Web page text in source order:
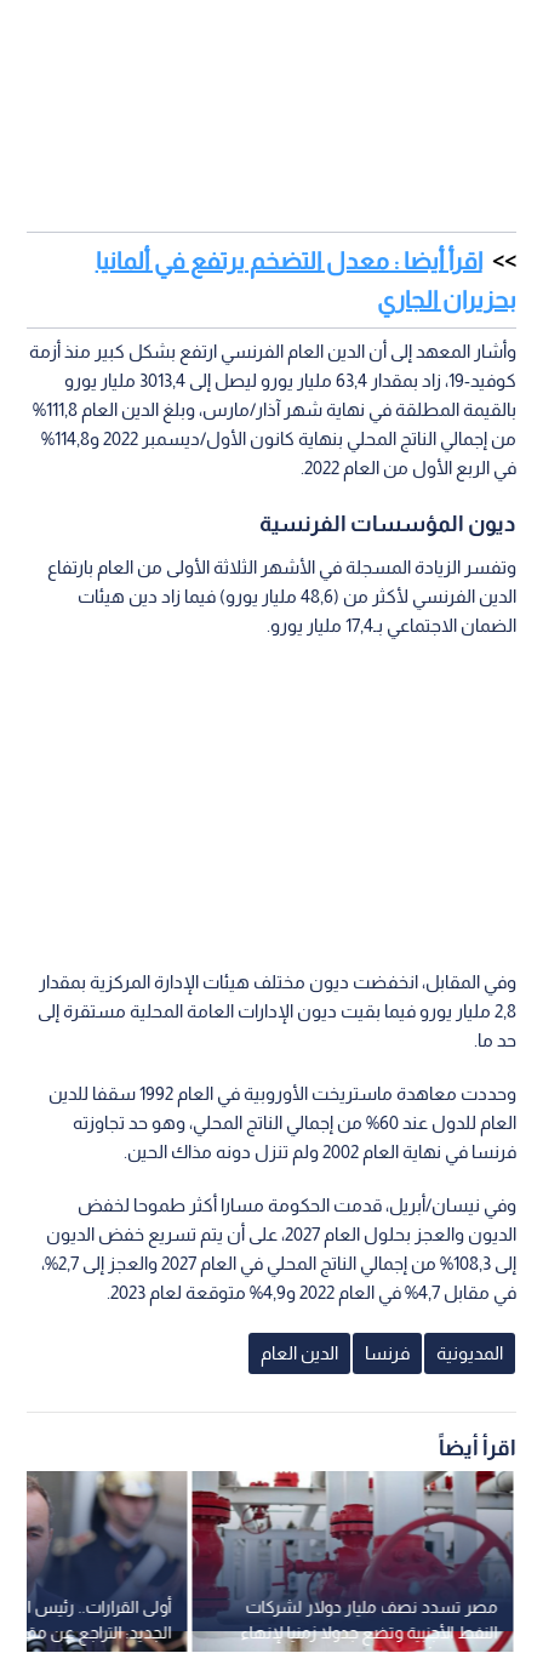
اقرأ أيضا : معدل التضخم يرتفع في ألمانيا
بحزيران الجاري
وأشار المعهد إلى أن الدين العام الفرنسي ارتفع بشكل كبير منذ أزمة
كوفيد-19، زاد بمقدار 63,4 مليار يورو ليصل إلى 3013,4 مليار يورو
بالقيمة المطلقة في نهاية شهر آذار/مارس، وبلغ الدين العام 111,8%
من إجمالي الناتج المحلي بنهاية كانون الأول/ديسمبر 2022 و114,8%
في الربع الأول من العام 2022.
ديون المؤسسات الفرنسية
وتفسر الزيادة المسجلة في الأشهر الثلاثة الأولى من العام بارتفاع
الدين الفرنسي لأكثر من (48,6 مليار يورو) فيما زاد دين هيئات
الضمان الاجتماعي بـ17,4 مليار يورو.
وفي المقابل، انخفضت ديون مختلف هيئات الإدارة المركزية بمقدار
2,8 مليار يورو فيما بقيت ديون الإدارات العامة المحلية مستقرة إلى
حد ما.
وحددت معاهدة ماستريخت الأوروبية في العام 1992 سقفا للدين
العام للدول عند 60% من إجمالي الناتج المحلي، وهو حد تجاوزته
فرنسا في نهاية العام 2002 ولم تنزل دونه مذاك الحين.
وفي نيسان/أبريل، قدمت الحكومة مسارا أكثر طموحا لخفض
الديون والعجز بحلول العام 2027، على أن يتم تسريع خفض الديون
إلى 108,3% من إجمالي الناتج المحلي في العام 2027 والعجز إلى 2,7%،
في مقابل 4,7% في العام 2022 و4,9% متوقعة لعام 2023.
المديونية فرنسا الدين العام
اقرأ أيضاً
أولى القرارات.. رئيس
الجديد: التراجع عن مقترح
مصر تسدد نصف مليار دولار لشركات
النفط الأجنبية وتضع جدولا زمنيا لإنهاء